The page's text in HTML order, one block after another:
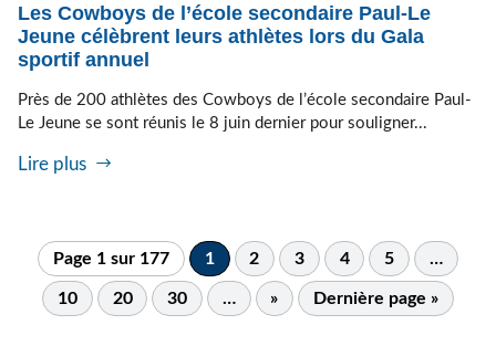
Les Cowboys de l’école secondaire Paul-Le
Jeune célèbrent leurs athlètes lors du Gala
sportif annuel
Près de 200 athlètes des Cowboys de l’école secondaire Paul-
Le Jeune se sont réunis le 8 juin dernier pour souligner...
Lire plus
Page 1 sur 177 1 2 3 4 5 …
10 20 30 … » Dernière page »